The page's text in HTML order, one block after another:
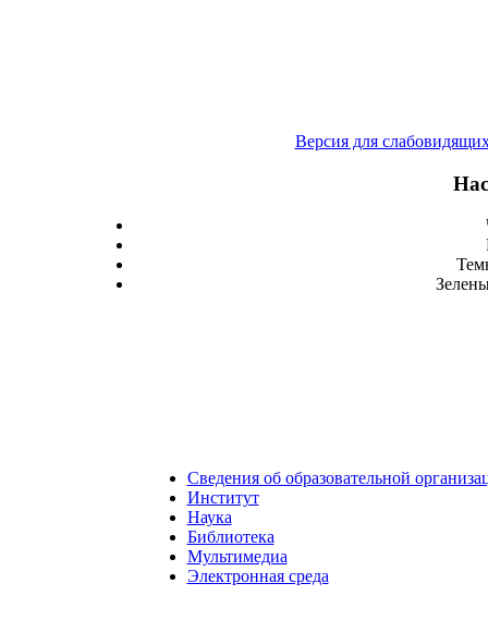
Версия для
Сведения об образовательной
Институт
Наука
Библиотека
Мультимедиа
Электронная среда